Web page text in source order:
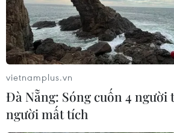
Dấu mốc quan trọng trong quan
Việt Nam-Australia
06/08/2026 08:29
Hàn Quốc tăng cường giải pháp
ngăn chặn đánh bạc trực tuyến
vietnamplus.vn
Đà Nẵng: Sóng cuốn 4 người
người mất tích